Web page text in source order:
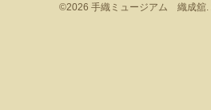
©2026 手織ミュージアム 織成舘.